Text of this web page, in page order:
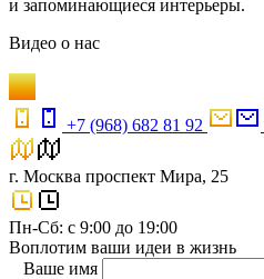
и запоминающиеся интерьеры.
Видео о нас
+7 (968) 682 81 92
г. Москва проспект Мира, 25
Пн-Сб: с 9:00 до 19:00
Воплотим ваши идеи в жизнь
Ваше имя